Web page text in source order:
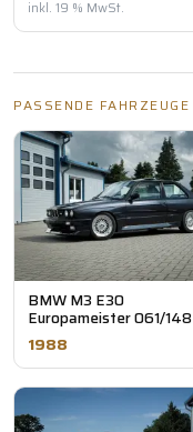
inkl. 19 % MwSt.
PASSENDE FAHRZEUGE
BMW M3 E30
Europameister 061/148
1988